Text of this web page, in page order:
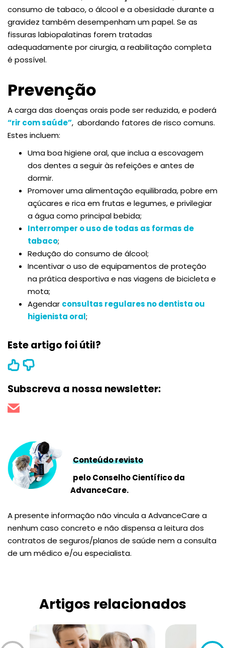
consumo de tabaco, o álcool e a obesidade durante a
gravidez também desempenham um papel. Se as
fissuras labiopalatinas forem tratadas
adequadamente por cirurgia, a reabilitação completa
é possível.
Prevenção
A carga das doenças orais pode ser reduzida, e poderá
“rir com saúde”, abordando fatores de risco comuns.
Estes incluem:
Uma boa higiene oral, que inclua a escovagem
dos dentes a seguir às refeições e antes de
dormir.
Promover uma alimentação equilibrada, pobre em
açúcares e rica em frutas e legumes, e privilegiar
a água como principal bebida;
Interromper o uso de todas as formas de
tabaco;
Redução do consumo de álcool;
Incentivar o uso de equipamentos de proteção
na prática desportiva e nas viagens de bicicleta e
mota;
Agendar consultas regulares no dentista ou
higienista oral;
Este artigo foi útil?
Subscreva a nossa newsletter:
Conteúdo revisto
pelo Conselho Científico da
AdvanceCare.
A presente informação não vincula a AdvanceCare a
nenhum caso concreto e não dispensa a leitura dos
contratos de seguros/planos de saúde nem a consulta
de um médico e/ou especialista.
Artigos relacionados